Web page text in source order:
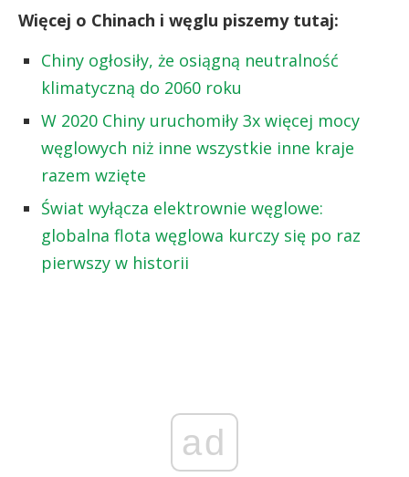
Więcej o Chinach i węglu piszemy tutaj:
Chiny ogłosiły, że osiągną neutralność
klimatyczną do 2060 roku
W 2020 Chiny uruchomiły 3x więcej mocy
węglowych niż inne wszystkie inne kraje
razem wzięte
Świat wyłącza elektrownie węglowe:
globalna flota węglowa kurczy się po raz
pierwszy w historii
ad